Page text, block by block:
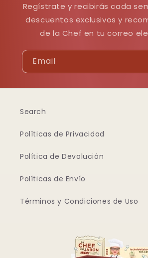
Regístrate y recibirás cada
descuentos exclusivos y
de la Chef en tu correo
Email
Search
Políticas de Privacidad
Política de Devolución
Políticas de Envío
Términos y Condiciones de Uso